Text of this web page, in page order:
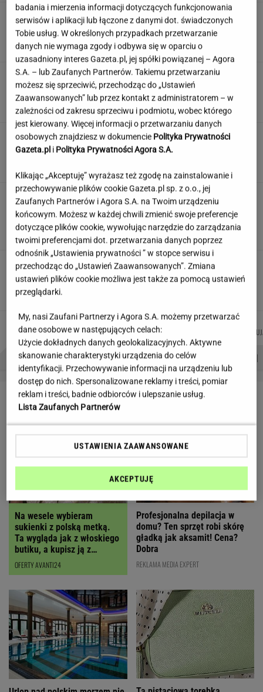
Ten quiz oceni, czy jesteś bystrzakiem.
Zgarniesz 5/5 w Szybkiej Piątce?
Wieniawa jako jurorka "TzG" to
dobry pomysł? "Będzie musiała być uważna"
Nie czekaj, aż będzie za późno. To może
oznaczać, że szkoła przestała służyć dziecku
Siedem lat gehenny. "Spłacamy
kredyty za mieszkania, w których mieszkają
ludzie dewelopera"
SUBSKRYPCJA
Co jada się u prezydenta? Szczegóły
zamówienia za pół miliona złotych
Autorzy:
SENKOWSKI
MICHAŁ
TRELA
WIATROWSKI-
PROBLEMY POLSKICH SIATKARZY ZNAK Z '30' WISŁAWA SZYMBORSKA
LETNIE OKAZJE
Na wesele wybieram
sukienki z polską metką.
Ta wygląda jak z włoskiego
butiku, a kupisz ją z
RABATEM
OFERTY AVANTI24
Profesjonalna depilacja w
domu? Ten sprzęt robi skórę
gładką jak aksamit! Cena?
Dobra
REKLAMA MEDIA EXPERT
badania i mierzenia informacji dotyczących funkcjonowania
serwisów i aplikacji lub łączone z danymi dot. świadczonych
Tobie usług. W określonych przypadkach przetwarzanie
danych nie wymaga zgody i odbywa się w oparciu o
uzasadniony interes Gazeta.pl, jej spółki powiązanej – Agora
S.A. – lub Zaufanych Partnerów. Takiemu przetwarzaniu
możesz się sprzeciwić, przechodząc do „Ustawień
Zaawansowanych” lub przez kontakt z administratorem – w
zależności od zakresu sprzeciwu i podmiotu, wobec którego
jest kierowany. Więcej informacji o przetwarzaniu danych
osobowych znajdziesz w dokumencie Polityka Prywatności
Gazeta.pl i Polityka Prywatności Agora S.A.
Klikając „Akceptuję” wyrażasz też zgodę na zainstalowanie i
przechowywanie plików cookie Gazeta.pl sp. z o.o., jej
Zaufanych Partnerów i Agora S.A. na Twoim urządzeniu
końcowym. Możesz w każdej chwili zmienić swoje preferencje
dotyczące plików cookie, wywołując narzędzie do zarządzania
twoimi preferencjami dot. przetwarzania danych poprzez
odnośnik „Ustawienia prywatności ” w stopce serwisu i
przechodząc do „Ustawień Zaawansowanych”. Zmiana
ustawień plików cookie możliwa jest także za pomocą ustawień
przeglądarki.
My, nasi Zaufani Partnerzy i Agora S.A. możemy przetwarzać
dane osobowe w następujących celach:
Użycie dokładnych danych geolokalizacyjnych. Aktywne
skanowanie charakterystyki urządzenia do celów
identyfikacji. Przechowywanie informacji na urządzeniu lub
dostęp do nich. Spersonalizowane reklamy i treści, pomiar
reklam i treści, badnie odbiorców i ulepszanie usług.
Lista Zaufanych Partnerów
USTAWIENIA ZAAWANSOWANE
AKCEPTUJĘ